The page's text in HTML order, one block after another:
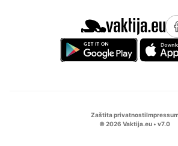
Zaštita privatnosti
©2026 Vaktija.eu • v7.0